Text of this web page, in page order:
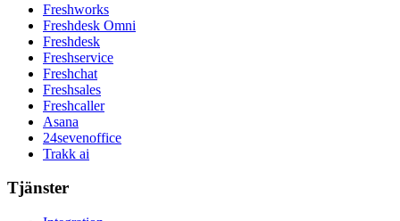
Freshworks
Freshdesk Omni
Freshdesk
Freshservice
Freshchat
Freshsales
Freshcaller
Asana
24sevenoffice
Trakk ai
Tjänster